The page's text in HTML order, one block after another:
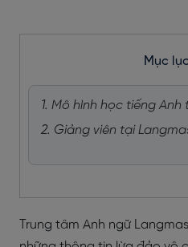
Mục lục
1. Mô hình học tiếng Anh
2. Giảng viên tại
Trung tâm Anh ngữ